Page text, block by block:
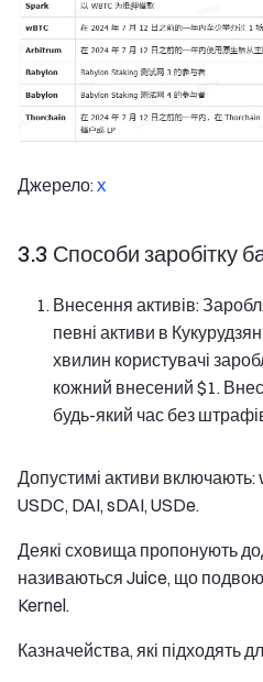
Джерело:x
3.3 Способи заробітку
Внесення активів:
певні активи в
хвилин користувачі
кожний внесений $1.
будь-який час без
Допустимі активи
USDC, DAI, sDAI, USDe.
Деякі сховища пропонують
називаються Juice, що
Kernel.
Казначейства, які підходять